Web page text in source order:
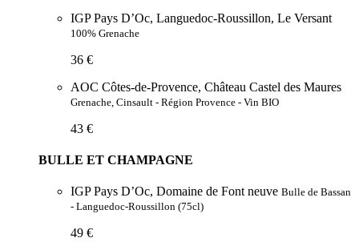
IGP Pays D’Oc, Languedoc-Roussillon, Le Versant
100% Grenache
36 €
AOC Côtes-de-Provence, Château Castel des Maures
Grenache, Cinsault - Région Provence - Vin BIO
43 €
BULLE ET CHAMPAGNE
IGP Pays D’Oc, Domaine de Font neuve Bulle de Bassan
- Languedoc-Roussillon (75cl)
49 €